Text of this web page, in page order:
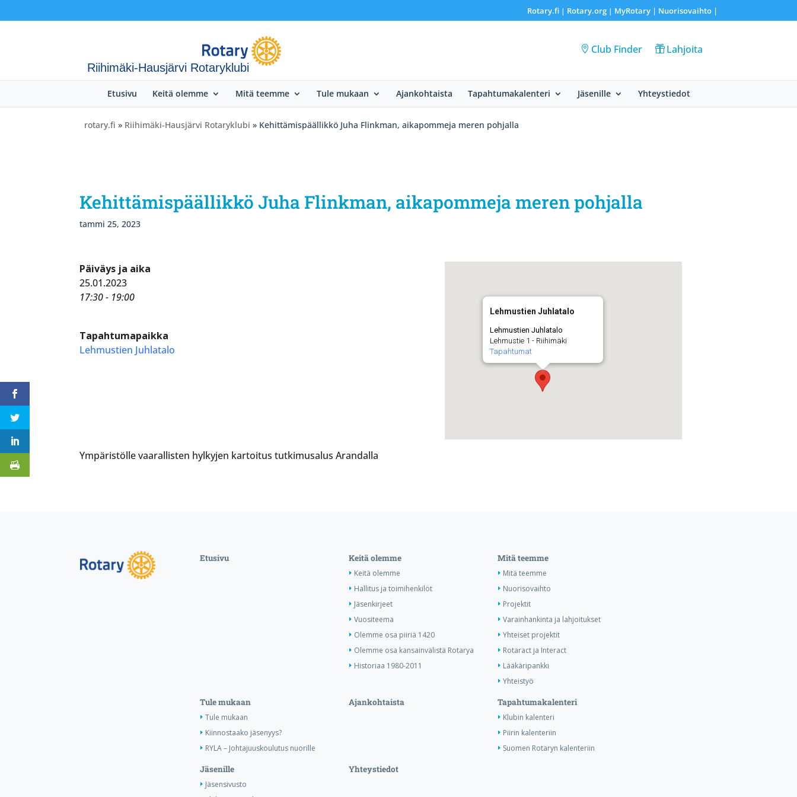
Rotary.fi| Rotary.org| MyRotary | Nuorisovaihto|
Riihimäki-Hausjärvi Rotaryklubi
Club Finder Lahjoita
Etusivu Keitä olemme Mitä teemme Tule mukaan Ajankohtaista Tapahtumakalenteri Jäsenille Yhteystiedot
rotary.fi » Riihimäki-Hausjärvi Rotaryklubi » Kehittämispäällikkö Juha Flinkman, aikapommeja meren pohjalla
Kehittämispäällikkö Juha Flinkman, aikapommeja meren pohjalla
tammi 25, 2023
Lehmustien Juhlatalo
Lehmustien Juhlatalo
Lehmustie 1 - Riihimäki
Tapahtumat
Päiväys ja aika
25.01.2023
17:30 - 19:00
Tapahtumapaikka
Lehmustien Juhlatalo
Ympäristölle vaarallisten hylkyjen kartoitus tutkimusalus Arandalla
Etusivu Keitä olemme
Keitä olemme
Hallitus ja toimihenkilöt
Jäsenkirjeet
Vuositeema
Olemme osa piiriä 1420
Olemme osa kansainvälistä Rotarya
Historiaa 1980-2011
Mitä teemme
Mitä teemme
Nuorisovaihto
Projektit
Varainhankinta ja lahjoitukset
Yhteiset projektit
Rotaract ja Interact
Lääkäripankki
Yhteistyö
Tule mukaan
Tule mukaan
Kiinnostaako jäsenyys?
RYLA – Johtajuuskoulutus nuorille
Ajankohtaista Tapahtumakalenteri
Klubin kalenteri
Piirin kalenteriin
Suomen Rotaryn kalenteriin
Jäsenille
Jäsensivusto
Yhteystiedot